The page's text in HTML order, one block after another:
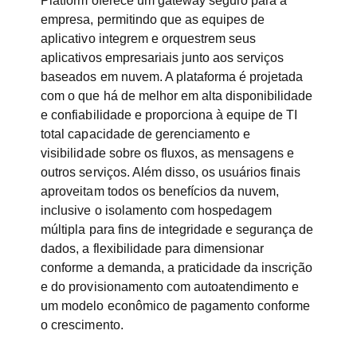
empresa, permitindo que as equipes de
aplicativo integrem e orquestrem seus
aplicativos empresariais junto aos serviços
baseados em nuvem. A plataforma é projetada
com o que há de melhor em alta disponibilidade
e confiabilidade e proporciona à equipe de TI
total capacidade de gerenciamento e
visibilidade sobre os fluxos, as mensagens e
outros serviços. Além disso, os usuários finais
aproveitam todos os benefícios da nuvem,
inclusive o isolamento com hospedagem
múltipla para fins de integridade e segurança de
dados, a flexibilidade para dimensionar
conforme a demanda, a praticidade da inscrição
e do provisionamento com autoatendimento e
um modelo econômico de pagamento conforme
o crescimento.